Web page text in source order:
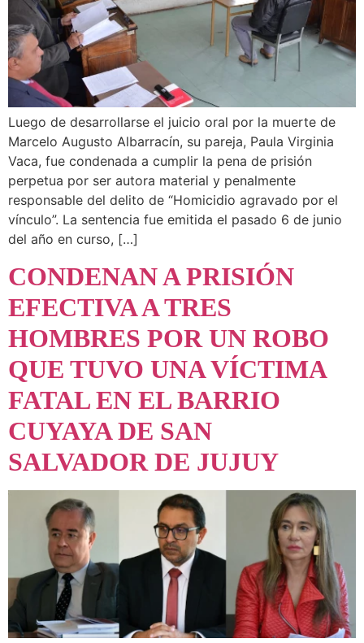
Luego de desarrollarse el juicio oral por la muerte de
Marcelo Augusto Albarracín, su pareja, Paula Virginia
Vaca, fue condenada a cumplir la pena de prisión
perpetua por ser autora material y penalmente
responsable del delito de “Homicidio agravado por el
vínculo”. La sentencia fue emitida el pasado 6 de junio
del año en curso, […]
CONDENAN A PRISIÓN
EFECTIVA A TRES
HOMBRES POR UN ROBO
QUE TUVO UNA VÍCTIMA
FATAL EN EL BARRIO
CUYAYA DE SAN
SALVADOR DE JUJUY